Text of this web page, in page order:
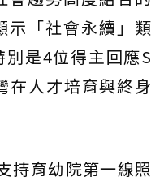
示「社會永續」類
是4位得主回應S
在人才培育與終身
持育幼院第一線照